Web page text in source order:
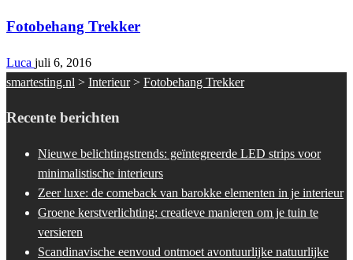
Fotobehang Trekker
Luca juli 6, 2016
smartesting.nl > Interieur> Fotobehang Trekker
Recente berichten
Nieuwe belichtingstrends: geïntegreerde LED strips voor
minimalistische interieurs
Zeer luxe: de comeback van barokke elementen in je interieur
Groene kerstverlichting: creatieve manieren om je tuin te
versieren
Scandinavische eenvoud ontmoet avontuurlijke natuurlijke